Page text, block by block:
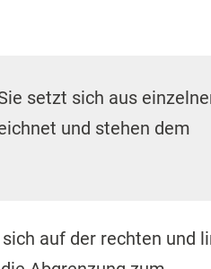
setzt sich aus
und stehen dem
auf der rechten und